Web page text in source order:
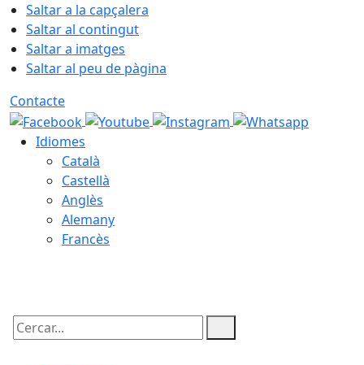
Saltar a la capçalera
Saltar al contingut
Saltar a imatges
Saltar al peu de pàgina
Contacte
Idiomes
Català
Castellà
Anglès
Alemany
Francès
Cercar: